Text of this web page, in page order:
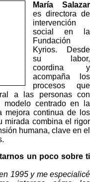
María Salazar
es directora de
intervención
social en la
Fundación
Kyrios. Desde
su labor,
coordina y
acompaña los
procesos que
a las personas con
modelo centrado en la
mejora continua de los
mirada combina el rigor
humana, clave en el
un poco sobre ti
1995 y me especialicé